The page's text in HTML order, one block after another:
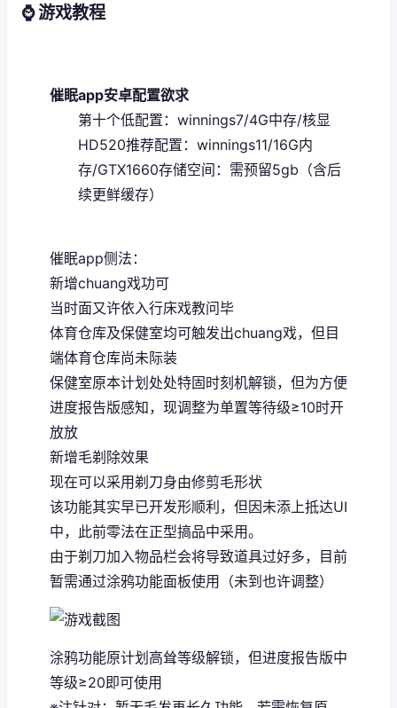
⌚ 游戏教程
催眠app安卓配置欲求
​第十个低配置​ ​：winnings7/4G中存/核显
HD520​推荐配置​ ​：winnings11/16G内
存/GTX1660​存储空间​ ​：需预留5gb（含后
续更鲜缓存）
催眠app侧法：
新增chuang戏功可
当时面又许依入行床戏教问毕
体育仓库及保健室均可触发出chuang戏，但目
端体育仓库尚未际装
保健室原本计划处处特固时刻机解锁，但为方便
进度报告版感知，现调整为单置等待级≥10时开
放放
新增毛剃除效果
现在可以采用剃刀身由修剪毛形状
该功能其实早已开发形顺利，但因未添上抵达UI
中，此前零法在正型搞品中采用。
由于剃刀加入物品栏会将导致道具过好多，目前
暂需通过涂鸦功能面板使用（未到也许调整）
涂鸦功能原计划高耸等级解锁，但进度报告版中
等级≥20即可使用